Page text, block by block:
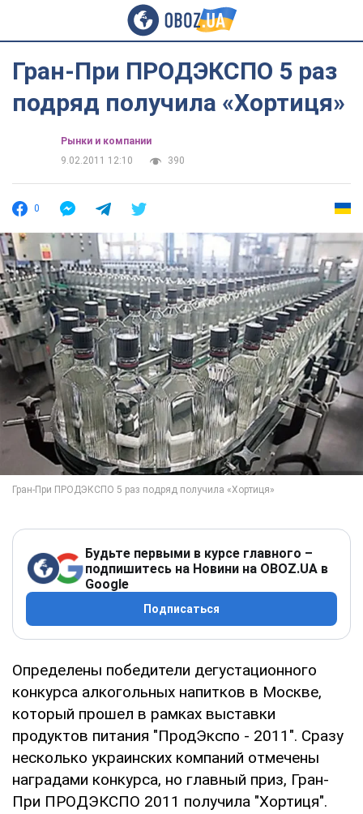
Гран-При ПРОДЭКСПО 5 раз
подряд получила «Хортиця»
Рынки и компании
9.02.2011 12:10
390
0
Будьте первыми в курсе главного –
подпишитесь на Новини на OBOZ.UA в
Google
Подписаться
Определены победители дегустационного
конкурса алкогольных напитков в Москве,
который прошел в рамках выставки
продуктов питания "ПродЭкспо - 2011". Сразу
несколько украинских компаний отмечены
наградами конкурса, но главный приз, Гран-
При ПРОДЭКСПО 2011 получила "Хортиця".